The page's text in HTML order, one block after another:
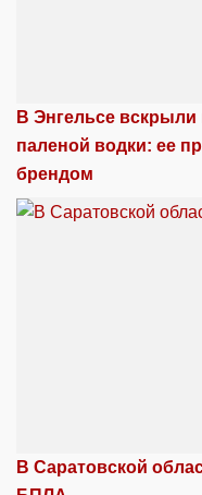
В Энгельсе
паленой водки: ее
брендом
В Саратовской